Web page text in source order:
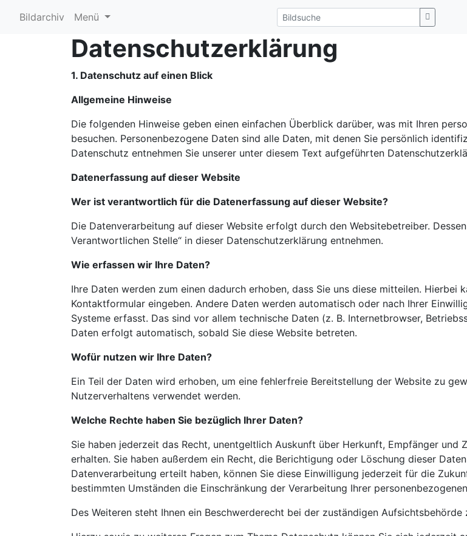
Bildarchiv Menü
Datenschutzerklärung
1. Datenschutz auf einen Blick
Allgemeine Hinweise
Die folgenden Hinweise geben einen einfachen Überblick darüber, was mit Ihren
besuchen. Personenbezogene Daten sind alle Daten, mit denen Sie persönlich
Datenschutz entnehmen Sie unserer unter diesem Text aufgeführten
Datenerfassung auf dieser Website
Wer ist verantwortlich für die Datenerfassung auf dieser Website?
Die Datenverarbeitung auf dieser Website erfolgt durch den Websitebetreiber.
Verantwortlichen Stelle“ in dieser Datenschutzerklärung entnehmen.
Wie erfassen wir Ihre Daten?
Ihre Daten werden zum einen dadurch erhoben, dass Sie uns diese mitteilen. Hierbei
Kontaktformular eingeben. Andere Daten werden automatisch oder nach Ihrer
Systeme erfasst. Das sind vor allem technische Daten (z. B. Internetbrowser,
Daten erfolgt automatisch, sobald Sie diese Website betreten.
Wofür nutzen wir Ihre Daten?
Ein Teil der Daten wird erhoben, um eine fehlerfreie Bereitstellung der Website zu
Nutzerverhaltens verwendet werden.
Welche Rechte haben Sie bezüglich Ihrer Daten?
Sie haben jederzeit das Recht, unentgeltlich Auskunft über Herkunft, Empfänger und
erhalten. Sie haben außerdem ein Recht, die Berichtigung oder Löschung dieser
Datenverarbeitung erteilt haben, können Sie diese Einwilligung jederzeit für die
bestimmten Umständen die Einschränkung der Verarbeitung Ihrer
Des Weiteren steht Ihnen ein Beschwerderecht bei der zuständigen Aufsichtsbehörde